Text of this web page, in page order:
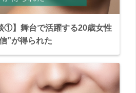
①】舞台で活躍する20歳女性
”が得られた